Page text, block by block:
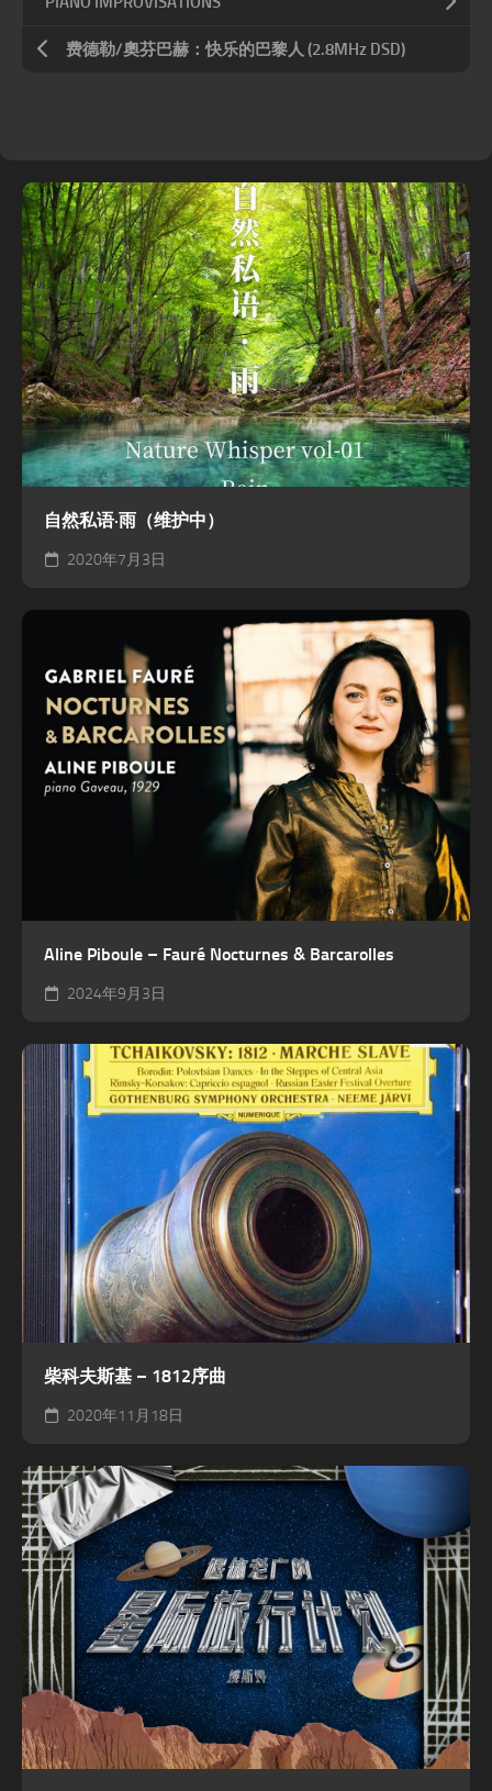
费德勒/奧芬巴赫：快乐的巴黎人 (2.8MHz DSD)
自然私语·雨（维护中）
2020年7月3日
Aline Piboule – Fauré Nocturnes & Barcarolles
2024年9月3日
柴科夫斯基 – 1812序曲
2020年11月18日